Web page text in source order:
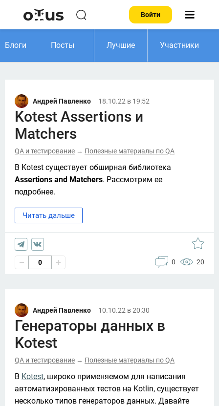
Войти
Блоги Посты Лучшие Участники
Андрей Павленко 18.10.22 в 19:52
Kotest Assertions и
Matchers
QA и тестирование → Полезные материалы по QA
Assertions and Matchers. Рассмотрим ее
подробнее.
Читать дальше
0 0 20
Андрей Павленко 10.10.22 в 20:30
Генераторы данных в
Kotest
QA и тестирование → Полезные материалы по QA
В Kotest, широко применяемом для написания
автоматизированных тестов на Kotlin, существует
несколько типов генераторов данных. Давайте